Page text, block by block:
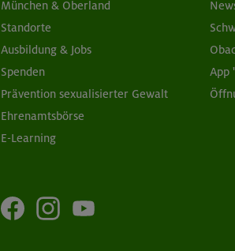
München & Oberland
Standorte
Ausbildung & Jobs
Spenden
Prävention sexualisierter Gewalt
Ehrenamtsbörse
E-Learning
App